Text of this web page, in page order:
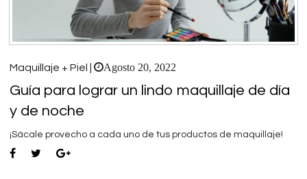
Maquillaje + Piel | Agosto 20, 2022
Guía para lograr un lindo maquillaje de día
y de noche
¡Sácale provecho a cada uno de tus productos de maquillaje!